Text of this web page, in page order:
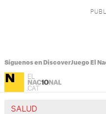
Síguenos en DiscoverJuego El
SALUD